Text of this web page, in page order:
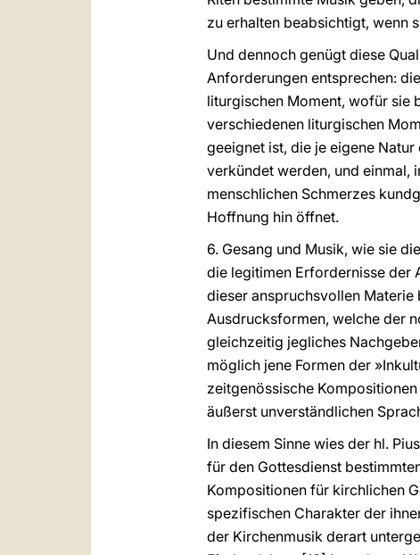
zu erhalten beabsichtigt, wenn
Und dennoch genügt diese
Anforderungen entsprechen:
liturgischen Moment, wofür sie
verschiedenen liturgischen
geeignet ist, die je eigene
verkündet werden, und einmal,
menschlichen Schmerzes
Hoffnung hin öffnet.
6. Gesang und Musik, wie sie
die legitimen Erfordernisse der
dieser anspruchsvollen
Ausdrucksformen, welche der
gleichzeitig jegliches
möglich jene Formen der
zeitgenössische
äußerst unverständlichen
In diesem Sinne wies der hl.
für den Gottesdienst
Kompositionen für kirchlichen
spezifischen Charakter der
der Kirchenmusik derart